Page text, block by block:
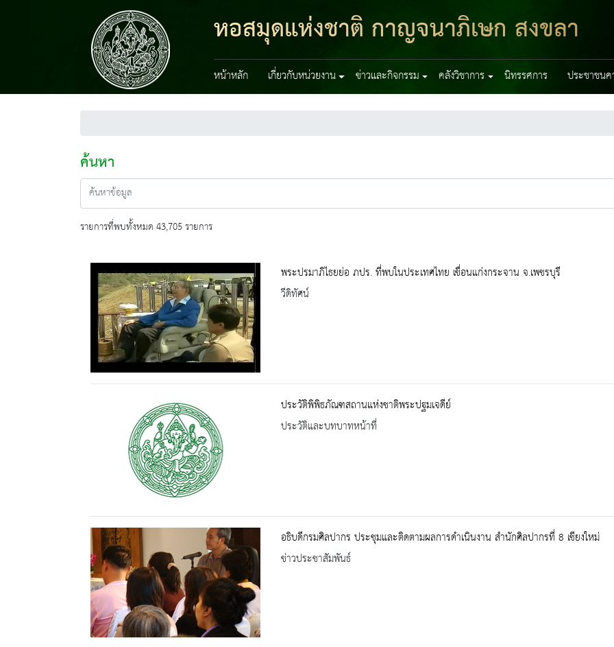
หอสมุดแห่งชาติ กาญจนาภิเษก สงขลา
หน้าหลัก เกี่ยวกับหน่วยงาน ข่าวและกิจกรรม คลังวิชาการ นิทรรศการ ประชาชน
ค้นหา
รายการที่พบทั้งหมด 43,705 รายการ
พระปรมาภิไธยย่อ ภปร. ที่พบในประเทศไทย เขื่อนแก่งกระจาน จ.เพชรบุรี
วีดิทัศน์
ประวัติพิพิธภัณฑสถานแห่งชาติพระปฐมเจดีย์
ประวัติและบทบาทหน้าที่
อธิบดีกรมศิลปากร ประชุมและติดตามผลการดำเนินงาน สำนักศิลปากรที่ 8 เชียงใหม่
ข่าวประชาสัมพันธ์